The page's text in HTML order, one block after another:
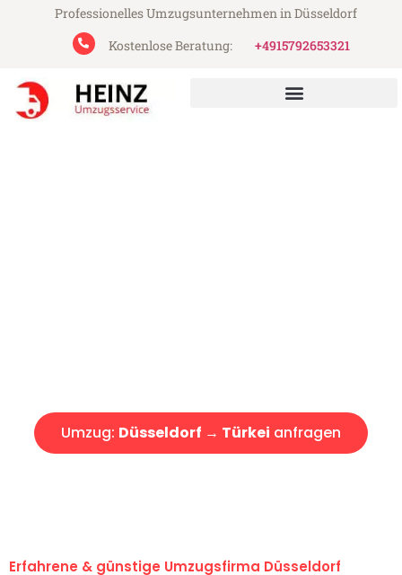
Professionelles Umzugsunternehmen in Düsseldorf
Kostenlose Beratung:
+4915792653321
Umzug: Düsseldorf → Türkei anfragen
Erfahrene & günstige Umzugsfirma Düsseldorf